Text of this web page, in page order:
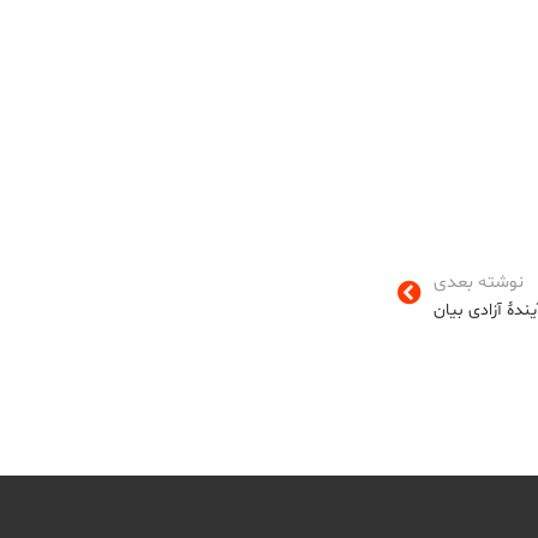
نوشته بعدی
آزادی بیان